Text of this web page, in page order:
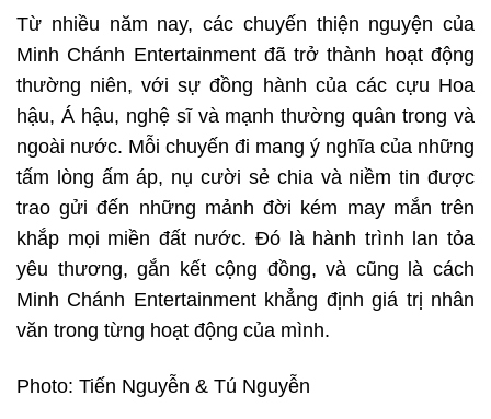
Từ nhiều năm nay, các chuyến thiện nguyện của
Minh Chánh Entertainment đã trở thành hoạt động
thường niên, với sự đồng hành của các cựu Hoa
hậu, Á hậu, nghệ sĩ và mạnh thường quân trong và
ngoài nước. Mỗi chuyến đi mang ý nghĩa của những
tấm lòng ấm áp, nụ cười sẻ chia và niềm tin được
trao gửi đến những mảnh đời kém may mắn trên
khắp mọi miền đất nước. Đó là hành trình lan tỏa
yêu thương, gắn kết cộng đồng, và cũng là cách
Minh Chánh Entertainment khẳng định giá trị nhân
văn trong từng hoạt động của mình.
Photo: Tiến Nguyễn & Tú Nguyễn